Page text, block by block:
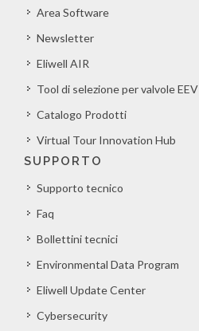
Area Software
Newsletter
Eliwell AIR
Tool di selezione per valvole EEV
Catalogo Prodotti
Virtual Tour Innovation Hub
SUPPORTO
Supporto tecnico
Faq
Bollettini tecnici
Environmental Data Program
Eliwell Update Center
Cybersecurity